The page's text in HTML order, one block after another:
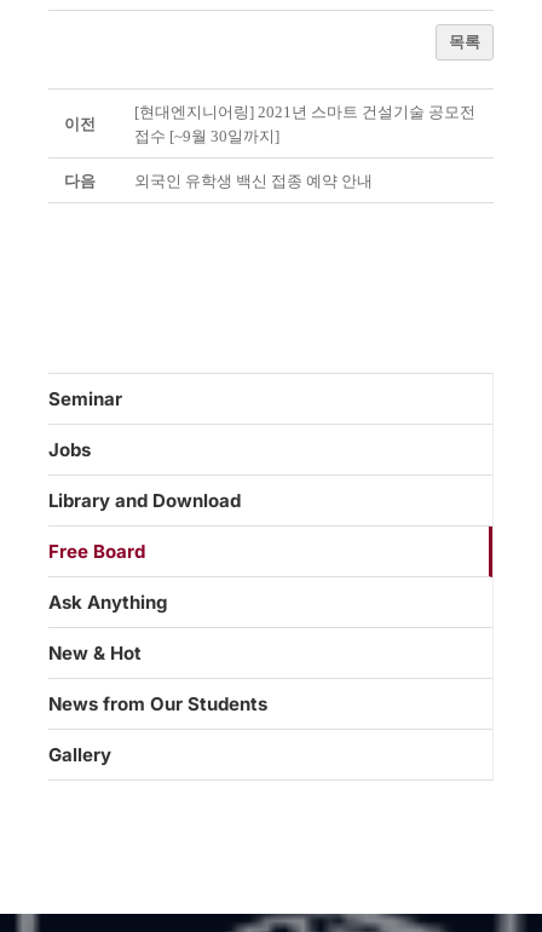
목록
이전
[현대엔지니어링] 2021년 스마트 건설기술 공모전
접수 [~9월 30일까지]
다음 외국인 유학생 백신 접종 예약 안내
Seminar
Jobs
Library and Download
Free Board
Ask Anything
New & Hot
News from Our Students
Gallery